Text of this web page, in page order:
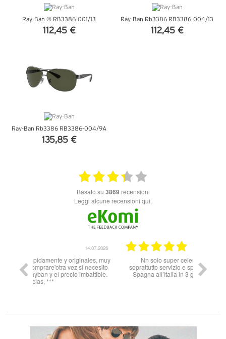
Ray-Ban ® RB3386-001/13
112,45 €
Ray-Ban Rb3386 RB3386-004/13
112,45 €
Ray-Ban Rb3386 RB3386-004/9A
135,85 €
basato su 3869 recensioni
Leggi alcune recensioni qui.
11.06.2026
Nn solo super celeri nelle informazioni ma
soprattutto servizio e spedizione impeccabili! Dalla
Spagna all’Italia in 3 gg lavorativi! Bravi e grazie